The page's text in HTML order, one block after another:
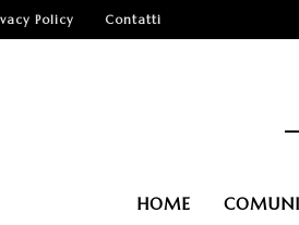
Policy Contatti
HOME